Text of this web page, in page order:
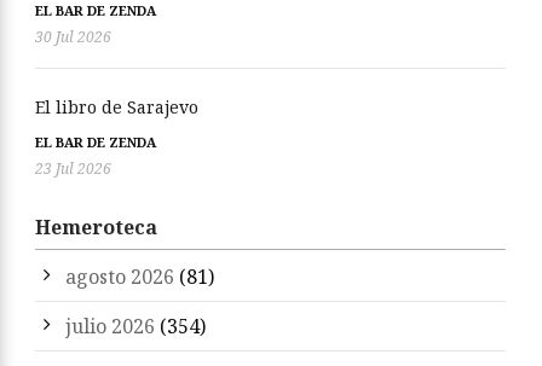
EL BAR DE ZENDA
30 Jul 2026
El libro de Sarajevo
EL BAR DE ZENDA
23 Jul 2026
Hemeroteca
agosto 2026 (81)
julio 2026 (354)